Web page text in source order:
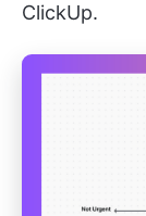
ClickUp.